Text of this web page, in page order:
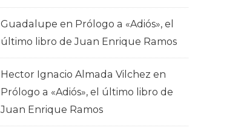
Guadalupe en Prólogo a «Adiós», el
último libro de Juan Enrique Ramos
Hector Ignacio Almada Vilchez en
Prólogo a «Adiós», el último libro de
Juan Enrique Ramos